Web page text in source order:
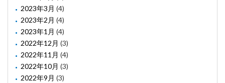
2023年3月 (4)
2023年2月 (4)
2023年1月 (4)
2022年12月 (3)
2022年11月 (4)
2022年10月 (3)
2022年9月 (3)